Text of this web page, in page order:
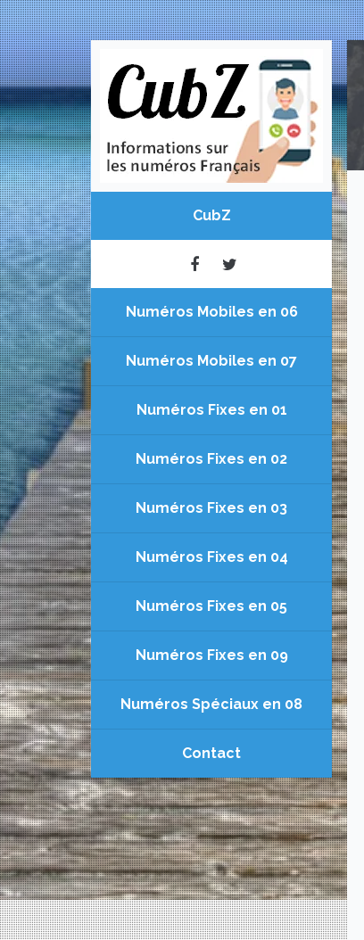
CubZ
Numéros Mobiles en 06
Numéros Mobiles en 07
Numéros Fixes en 01
Numéros Fixes en 02
Numéros Fixes en 03
Numéros Fixes en 04
Numéros Fixes en 05
Numéros Fixes en 09
Numéros Spéciaux en 08
Contact